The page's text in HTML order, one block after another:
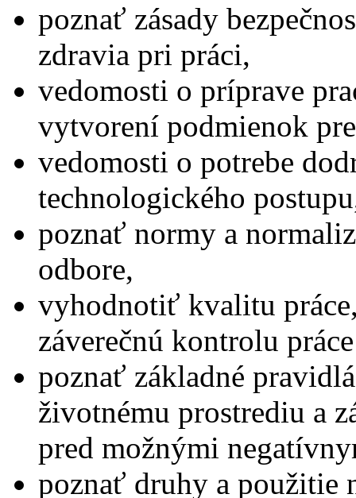
poznať zásady
zdravia pri práci,
vedomosti o príprave
vytvorení podmienok
vedomosti o potrebe
technologického
poznať normy a
odbore,
vyhodnotiť kvalitu
záverečnú kontrolu
poznať základné
životnému prostrediu a
pred možnými
poznať druhy a použitie